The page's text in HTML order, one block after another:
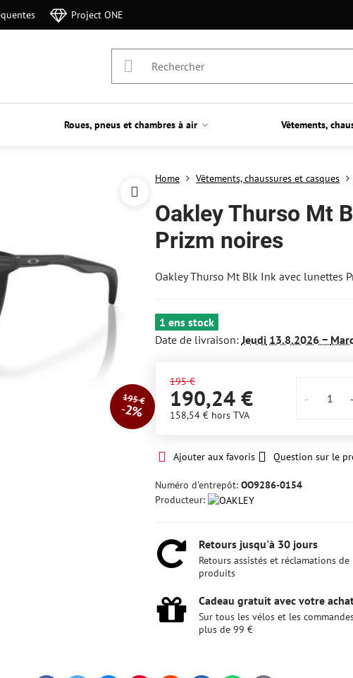
Project ONE
Roues, pneus et chambres à air Vêtements,
195 €
2%
Home Vêtements, chaussures et casques
Oakley Thurso Mt
Prizm noires
Oakley Thurso Mt Blk Ink avec lunettes
1 ens stock
Date de livraison:Jeudi13.8.2026 −
195 €
190,24 €
158,54 € hors TVA
Ajouter aux favoris Question sur le
Numéro d'entrepôt: OO9286-0154
Producteur:
Retours jusqu'à 30 jours
Retours assistés et réclamations de
produits
Cadeau gratuit avec votre
Sur tous les vélos et les
plus de 99 €